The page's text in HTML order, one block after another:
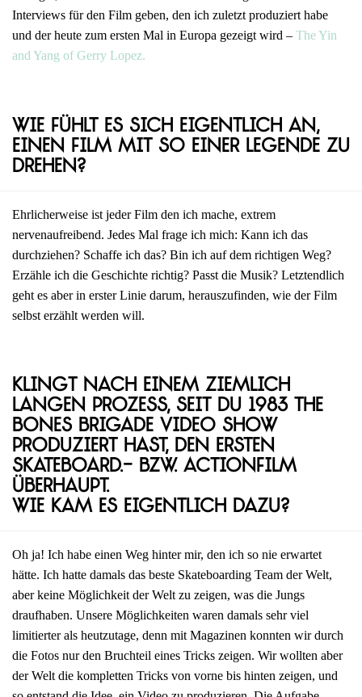
Interviews für den Film geben, den ich zuletzt produziert habe
und der heute zum ersten Mal in Europa gezeigt wird – The Yin
and Yang of Gerry Lopez.
Wie fühlt es sich eigentlich an,
einen Film mit so einer Legende zu
drehen?
Ehrlicherweise ist jeder Film den ich mache, extrem
nervenaufreibend. Jedes Mal frage ich mich: Kann ich das
durchziehen? Schaffe ich das? Bin ich auf dem richtigen Weg?
Erzähle ich die Geschichte richtig? Passt die Musik? Letztendlich
geht es aber in erster Linie darum, herauszufinden, wie der Film
selbst erzählt werden will.
Klingt nach einem ziemlich
langen Prozess, seit du 1983 The
Bones Brigade Video Show
produziert hast, den ersten
Skateboard.- bzw. Actionfilm
überhaupt.
Wie kam es eigentlich dazu?
Oh ja! Ich habe einen Weg hinter mir, den ich so nie erwartet
hätte. Ich hatte damals das beste Skateboarding Team der Welt,
aber keine Möglichkeit der Welt zu zeigen, was die Jungs
draufhaben. Unsere Möglichkeiten waren damals sehr viel
limitierter als heutzutage, denn mit Magazinen konnten wir durch
die Fotos nur den Bruchteil eines Tricks zeigen. Wir wollten aber
der Welt die kompletten Tricks von vorne bis hinten zeigen, und